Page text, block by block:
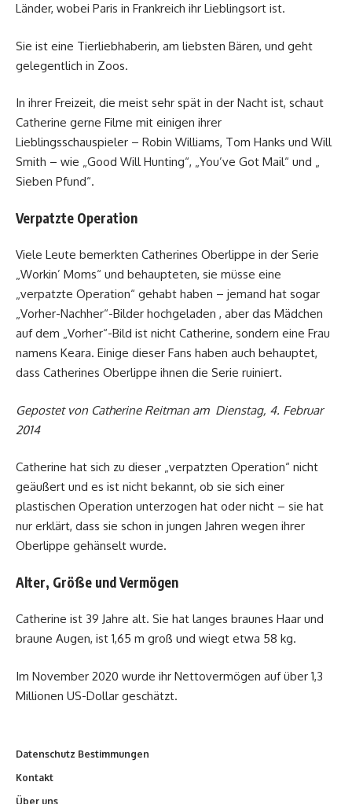
Länder, wobei Paris in Frankreich ihr Lieblingsort ist.
Sie ist eine Tierliebhaberin, am liebsten Bären, und geht
gelegentlich in Zoos.
In ihrer Freizeit, die meist sehr spät in der Nacht ist, schaut
Catherine gerne Filme mit einigen ihrer
Lieblingsschauspieler – Robin Williams, Tom Hanks und Will
Smith – wie „Good Will Hunting“, „You’ve Got Mail“ und „
Sieben Pfund“.
Verpatzte Operation
Viele Leute bemerkten Catherines Oberlippe in der Serie
„Workin’ Moms“ und behaupteten, sie müsse eine
„verpatzte Operation“ gehabt haben – jemand hat sogar
„Vorher-Nachher“-Bilder hochgeladen , aber das Mädchen
auf dem „Vorher“-Bild ist nicht Catherine, sondern eine Frau
namens Keara. Einige dieser Fans haben auch behauptet,
dass Catherines Oberlippe ihnen die Serie ruiniert.
Gepostet von Catherine Reitman am Dienstag, 4. Februar
2014
Catherine hat sich zu dieser „verpatzten Operation“ nicht
geäußert und es ist nicht bekannt, ob sie sich einer
plastischen Operation unterzogen hat oder nicht – sie hat
nur erklärt, dass sie schon in jungen Jahren wegen ihrer
Oberlippe gehänselt wurde.
Alter, Größe und Vermögen
Catherine ist 39 Jahre alt. Sie hat langes braunes Haar und
braune Augen, ist 1,65 m groß und wiegt etwa 58 kg.
Im November 2020 wurde ihr Nettovermögen auf über 1,3
Millionen US-Dollar geschätzt.
Datenschutz Bestimmungen
Kontakt
Über uns